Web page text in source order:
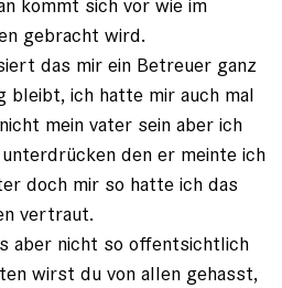
kommt sich vor wie im
gebracht wird.
das mir ein Betreuer ganz
bleibt, ich hatte mir auch mal
mein vater sein aber ich
den er meinte ich
doch mir so hatte ich das
vertraut.
aber nicht so offentsichtlich
wirst du von allen gehasst,